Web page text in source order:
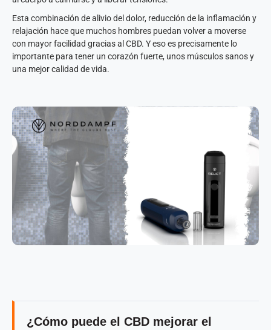
Esta combinación de alivio del dolor, reducción de la inflamación y
relajación hace que muchos hombres puedan volver a moverse
con mayor facilidad gracias al CBD. Y eso es precisamente lo
importante para tener un corazón fuerte, unos músculos sanos y
una mejor calidad de vida.
¿Cómo puede el CBD mejorar el